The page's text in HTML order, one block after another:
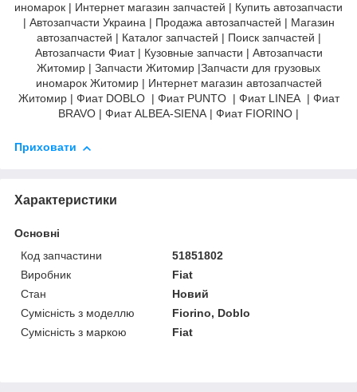
иномарок | Интернет магазин запчастей | Купить автозапчасти
| Автозапчасти Украина | Продажа автозапчастей | Магазин
автозапчастей | Каталог запчастей | Поиск запчастей |
Автозапчасти Фиат | Кузовные запчасти | Автозапчасти
Житомир | Запчасти Житомир |Запчасти для грузовых
иномарок Житомир | Интернет магазин автозапчастей
Житомир | Фиат DOBLO | Фиат PUNTO | Фиат LINEA | Фиат
BRAVO | Фиат ALBEA-SIENA | Фиат FIORINO |
Приховати
Характеристики
Основні
Код запчастини
51851802
Виробник
Fiat
Стан
Новий
Сумісність з моделлю
Fiorino, Doblo
Сумісність з маркою
Fiat